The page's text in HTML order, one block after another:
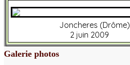
Joncheres (Drôme)
2 juin 2009
Galerie photos